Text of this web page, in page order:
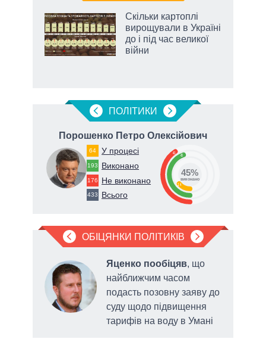
Скільки картоплі
вирощували в Україні
до і під час великої
війни
ПОЛIТИКИ
Порошенко Петро Олексійович
64 У процесі
193 Виконано
176 Не виконано
433 Всього
41 45
14
45%
виконано
ОБІЦЯНКИ ПОЛІТИКІВ
Яценко пообіцяв, що
найближчим часом
подасть позовну заяву до
суду щодо підвищення
тарифів на воду в Умані